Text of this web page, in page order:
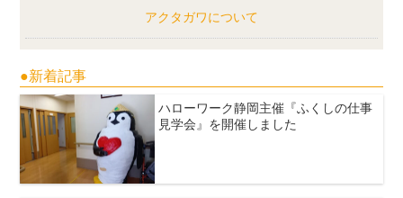
アクタガワについて
●新着記事
ハローワーク静岡主催『ふくしの仕事
見学会』を開催しました